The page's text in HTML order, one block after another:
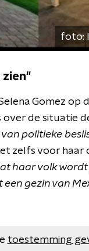
foto:
zien"
Gomez op
over de situatie
politieke
zelfs voor haar
haar volk
gezin van
toestemming